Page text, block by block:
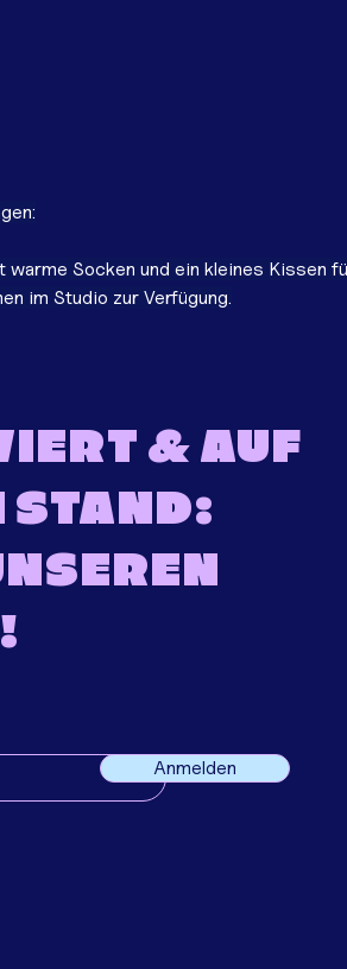
warme Socken und ein kleines Kissen
im Studio zur Verfügung.
& AUF
STAND:
Anmelden